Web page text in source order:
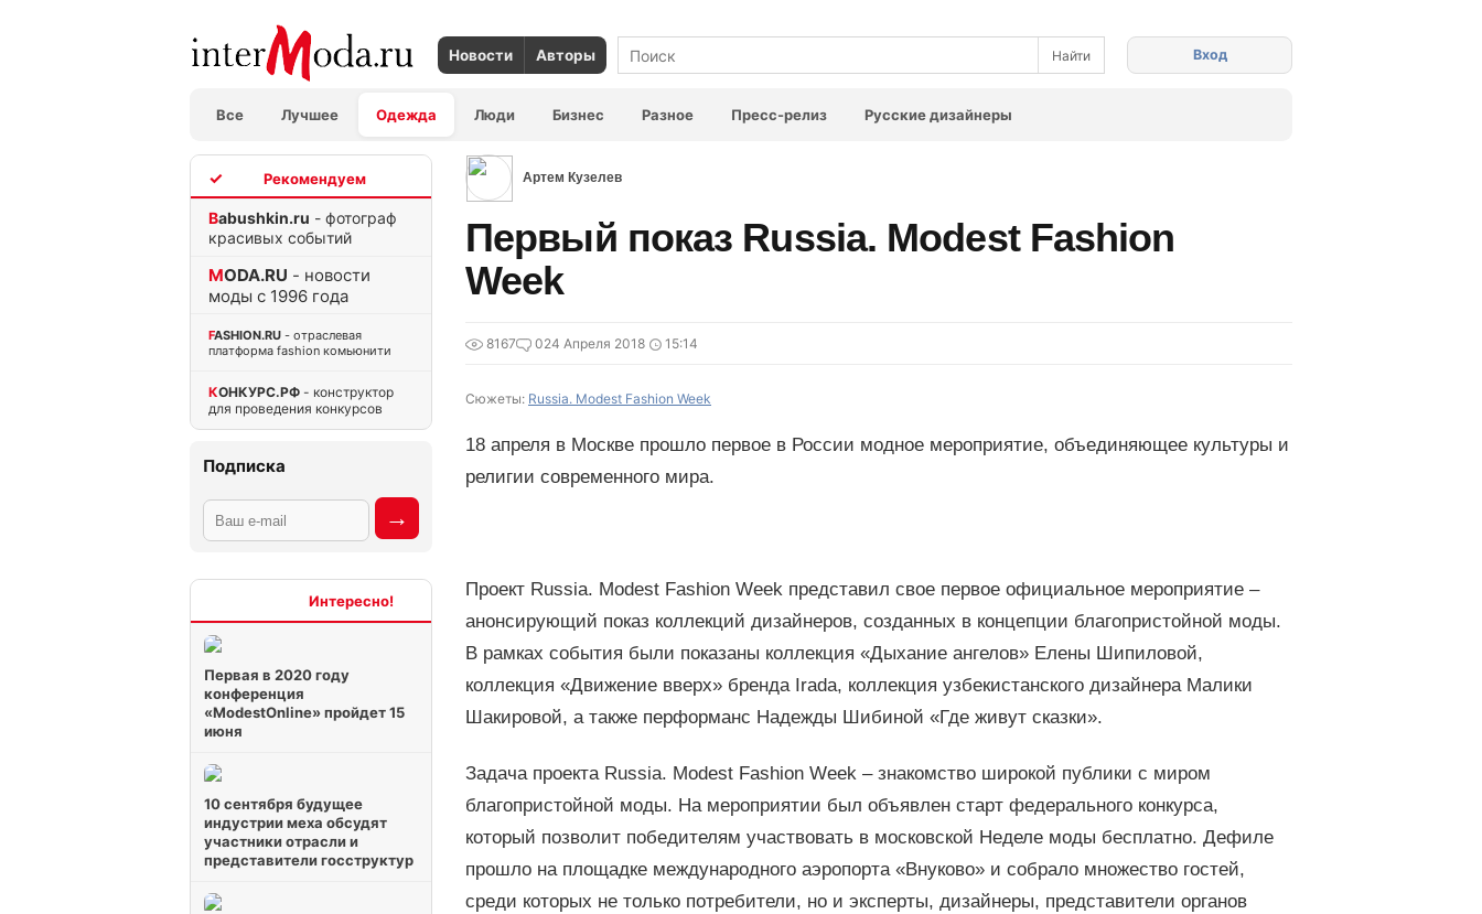
Новости Авторы
Все Лучшее Одежда Люди Бизнес Разное Пресс-релиз Русские дизайнеры
Вход
Babushkin.ru - фотограф
красивых событий
MODA.RU - новости
моды с 1996 года
FASHION.RU - отраслевая
платформа fashion комьюнити
КОНКУРС.РФ - конструктор
для проведения конкурсов
Подписка
Первая в 2020 году
конференция
«ModestOnline» пройдет 15
июня
10 сентября будущее
индустрии меха обсудят
участники отрасли и
представители госструктур
Артем Кузелев
Первый показ Russia. Modest Fashion
Week
8167 024 Апреля 2018 15:14
Сюжеты: Russia. Modest Fashion Week
18 апреля в Москве прошло первое в России модное мероприятие, объединяющее культуры и
религии современного мира.
Проект Russia. Modest Fashion Week представил свое первое официальное мероприятие –
анонсирующий показ коллекций дизайнеров, созданных в концепции благопристойной моды.
В рамках события были показаны коллекция «Дыхание ангелов» Елены Шипиловой,
коллекция «Движение вверх» бренда Irada, коллекция узбекистанского дизайнера Малики
Шакировой, а также перформанс Надежды Шибиной «Где живут сказки».
Задача проекта Russia. Modest Fashion Week – знакомство широкой публики с миром
благопристойной моды. На мероприятии был объявлен старт федерального конкурса,
который позволит победителям участвовать в московской Неделе моды бесплатно. Дефиле
прошло на площадке международного аэропорта «Внуково» и собрало множество гостей,
среди которых не только потребители, но и эксперты, дизайнеры, представители органов